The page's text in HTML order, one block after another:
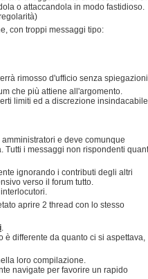
o attaccandola in modo fastidioso.
con troppi messaggi tipo:
rimosso d'ufficio senza spiegazioni.
che più attiene all'argomento.
limiti ed a discrezione insindacabile
e deve comunque
Tutti i messaggi non rispondenti
ignorando i contributi degli altri
verso il forum tutto.
aprire 2 thread con lo stesso
differente da quanto ci si aspettava,
loro compilazione.
navigate per favorire un rapido